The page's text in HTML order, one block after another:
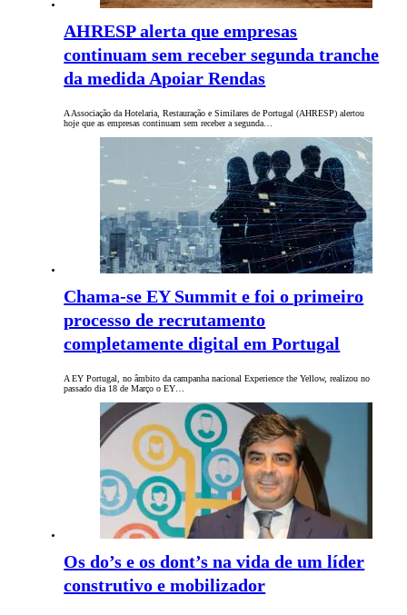
AHRESP alerta que empresas
continuam sem receber segunda tranche
da medida Apoiar Rendas
A Associação da Hotelaria, Restauração e Similares de Portugal (AHRESP) alertou
hoje que as empresas continuam sem receber a segunda…
Chama-se EY Summit e foi o primeiro
processo de recrutamento
completamente digital em Portugal
A EY Portugal, no âmbito da campanha nacional Experience the Yellow, realizou no
passado dia 18 de Março o EY…
Os do’s e os dont’s na vida de um líder
construtivo e mobilizador